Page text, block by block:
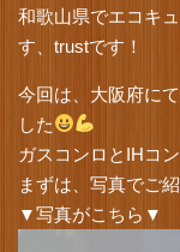
和歌山県でエコキ
す、trustです！
今回は、大阪府に
した
ガスコンロとIHコ
まずは、写真でご
▼写真がこちら▼